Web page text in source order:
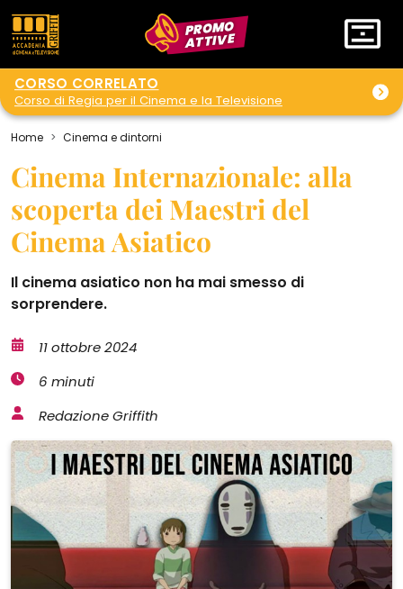
PROMO
ATTIVE
CORSO CORRELATO
Corso di Regia per il Cinema e la Televisione
Home Cinema e dintorni
Cinema Internazionale: alla
scoperta dei Maestri del
Cinema Asiatico
Il cinema asiatico non ha mai smesso di
sorprendere.
11 ottobre 2024
6 minuti
Redazione Griffith